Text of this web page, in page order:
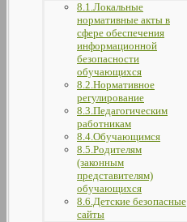
8.1.Локальные
нормативные акты в
сфере обеспечения
информационной
безопасности
обучающихся
8.2.Нормативное
регулирование
8.3.Педагогическим
работникам
8.4.Обучающимся
8.5.Родителям
(законным
представителям)
обучающихся
8.6.Детские безопасные
сайты